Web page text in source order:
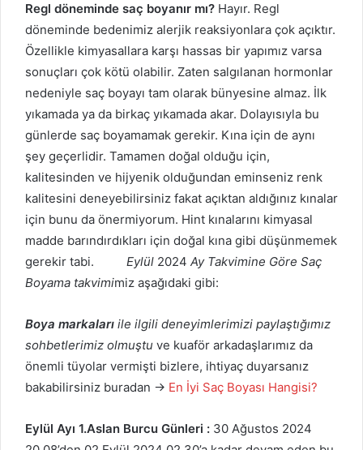
Regl döneminde saç boyanır mı? Hayır. Regl
döneminde bedenimiz alerjik reaksiyonlara çok açıktır.
Özellikle kimyasallara karşı hassas bir yapımız varsa
sonuçları çok kötü olabilir. Zaten salgılanan hormonlar
nedeniyle saç boyayı tam olarak bünyesine almaz. İlk
yıkamada ya da birkaç yıkamada akar. Dolayısıyla bu
günlerde saç boyamamak gerekir. Kına için de aynı
şey geçerlidir. Tamamen doğal olduğu için,
kalitesinden ve hijyenik olduğundan eminseniz renk
kalitesini deneyebilirsiniz fakat açıktan aldığınız kınalar
için bunu da önermiyorum. Hint kınalarını kimyasal
madde barındırdıkları için doğal kına gibi düşünmemek
gerekir tabi. Eylül 2024 Ay Takvimine Göre Saç
Boyama takvimimiz aşağıdaki gibi:
Boya markaları ile ilgili deneyimlerimizi paylaştığımız
sohbetlerimiz olmuştu ve kuaför arkadaşlarımız da
önemli tüyolar vermişti bizlere, ihtiyaç duyarsanız
bakabilirsiniz buradan → En İyi Saç Boyası Hangisi?
Eylül Ayı 1.Aslan Burcu Günleri : 30 Ağustos 2024